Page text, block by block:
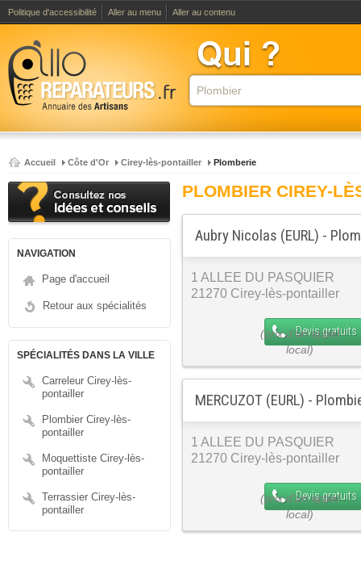
Politique d'accessibilité Aller au menu Aller au contenu
Accueil Côte d'Or Cirey-lès-pontailler Plomberie
NAVIGATION
Page d'accueil
Retour aux spécialités
SPÉCIALITÉS DANS LA VILLE
Carreleur Cirey-lès-
pontailler
Plombier Cirey-lès-
pontailler
Moquettiste Cirey-lès-
pontailler
Terrassier Cirey-lès-
pontailler
PLOMBIER CIREY-
Aubry Nicolas (EURL) -
1 ALLEE DU PASQUIER
21270 Cirey-lès-pontailler
Devis gratuits
MERCUZOT (EURL) -
1 ALLEE DU PASQUIER
21270 Cirey-lès-pontailler
Devis gratuits